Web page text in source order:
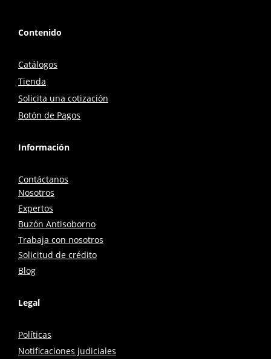
Contenido
Catálogos
Tienda
Solicita una cotización
Botón de Pagos
Información
Contáctanos
Nosotros
Expertos
Buzón Antisoborno
Trabaja con nosotros
Solicitud de crédito
Blog
Legal
Políticas
Notificaciones judiciales